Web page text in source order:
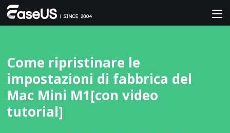
Come ripristinare le
impostazioni di fabbrica del
Mac Mini M1[con video
tutorial]